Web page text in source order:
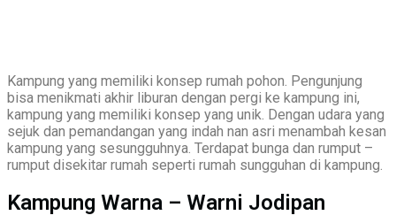
Kampung yang memiliki konsep rumah pohon. Pengunjung
bisa menikmati akhir liburan dengan pergi ke kampung ini,
kampung yang memiliki konsep yang unik. Dengan udara yang
sejuk dan pemandangan yang indah nan asri menambah kesan
kampung yang sesungguhnya. Terdapat bunga dan rumput –
rumput disekitar rumah seperti rumah sungguhan di kampung.
Kampung Warna – Warni Jodipan